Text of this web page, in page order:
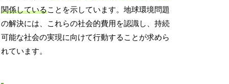
関係していることを示しています。地球環境問題
の解決には、これらの社会的費用を認識し、持続
可能な社会の実現に向けて行動することが求めら
れています。